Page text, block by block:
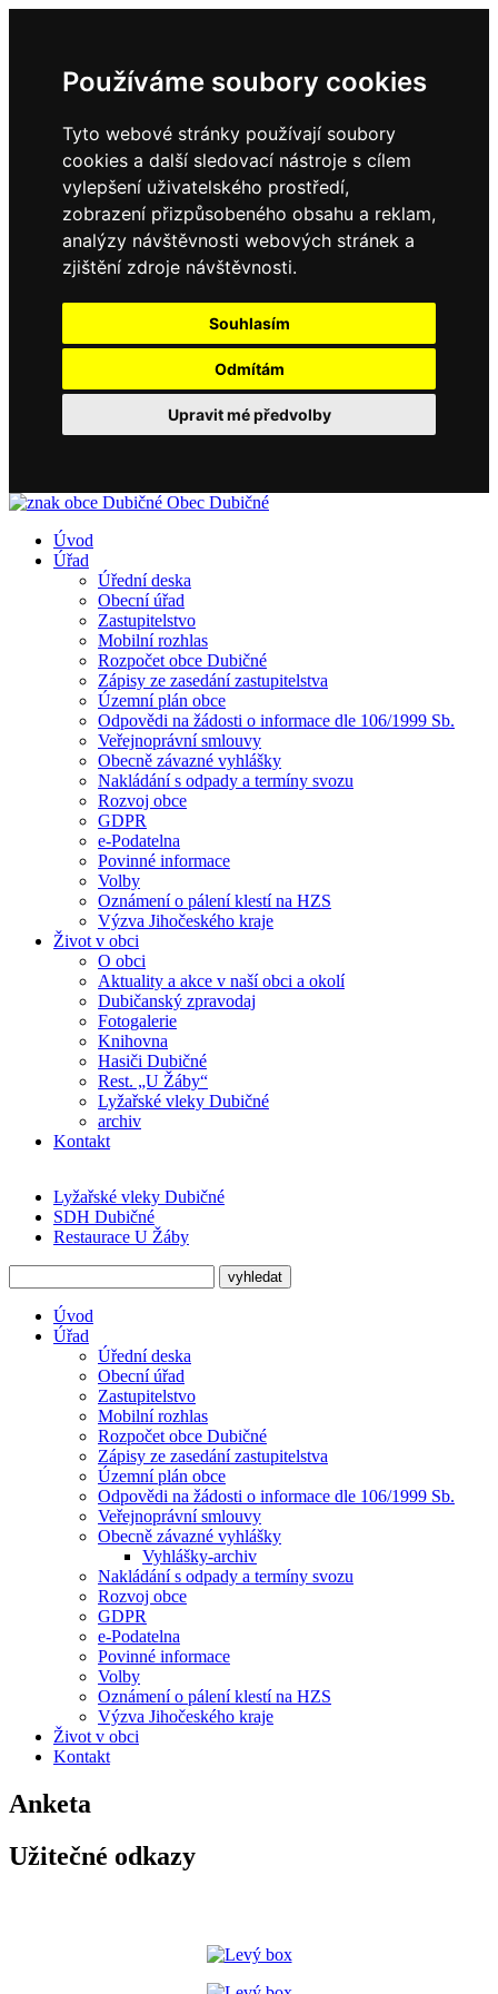
Používáme soubory cookies
Tyto webové stránky používají soubory
cookies a další sledovací nástroje s cílem
vylepšení uživatelského prostředí,
zobrazení přizpůsobeného obsahu a reklam,
analýzy návštěvnosti webových stránek a
zjištění zdroje návštěvnosti.
Souhlasím
Odmítám
Upravit mé předvolby
Obec Dubičné
Úvod
Úřad
Úřední deska
Obecní úřad
Zastupitelstvo
Mobilní rozhlas
Rozpočet obce Dubičné
Zápisy ze zasedání zastupitelstva
Územní plán obce
Odpovědi na žádosti o informace dle 106/1999 Sb.
Veřejnoprávní smlouvy
Obecně závazné vyhlášky
Nakládání s odpady a termíny svozu
Rozvoj obce
GDPR
e-Podatelna
Povinné informace
Volby
Oznámení o pálení klestí na HZS
Výzva Jihočeského kraje
Život v obci
O obci
Aktuality a akce v naší obci a okolí
Dubičanský zpravodaj
Fotogalerie
Knihovna
Hasiči Dubičné
Rest. „U Žáby“
Lyžařské vleky Dubičné
archiv
Kontakt
Lyžařské vleky Dubičné
SDH Dubičné
Restaurace U Žáby
Úvod
Úřad
Úřední deska
Obecní úřad
Zastupitelstvo
Mobilní rozhlas
Rozpočet obce Dubičné
Zápisy ze zasedání zastupitelstva
Územní plán obce
Odpovědi na žádosti o informace dle 106/1999 Sb.
Veřejnoprávní smlouvy
Obecně závazné vyhlášky
Vyhlášky-archiv
Nakládání s odpady a termíny svozu
Rozvoj obce
GDPR
e-Podatelna
Povinné informace
Volby
Oznámení o pálení klestí na HZS
Výzva Jihočeského kraje
Život v obci
Kontakt
Anketa
Užitečné odkazy